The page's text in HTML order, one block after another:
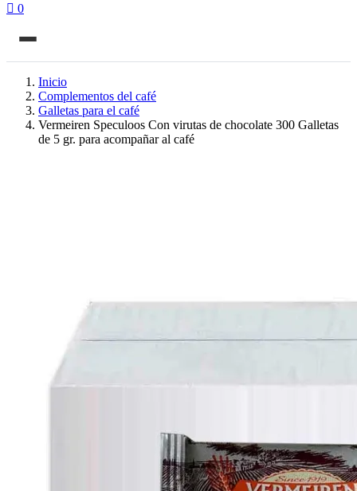
 0
Inicio
Complementos del café
Galletas para el café
Vermeiren Speculoos Con virutas de chocolate 300 Galletas
de 5 gr. para acompañar al café